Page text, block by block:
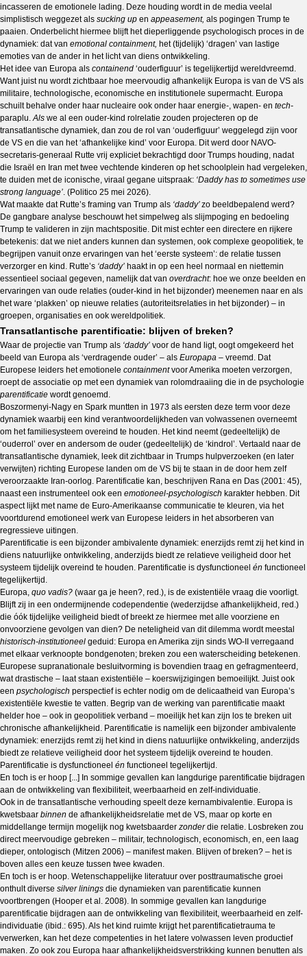
incasseren de emotionele lading. Deze houding wordt in de media veelal
simplistisch weggezet als sucking up en appeasement, als pogingen Trump te
paaien. Onderbelicht hiermee blijft het dieperliggende psychologisch proces in de
dynamiek: dat van emotional containment, het (tijdelijk) ‘dragen’ van lastige
emoties van de ander in het licht van diens ontwikkeling.
Het idee van Europa als containend ‘ouderfiguur’ is tegelijkertijd wereldvreemd.
Want juist nu wordt zichtbaar hoe meervoudig afhankelijk Europa is van de VS als
militaire, technologische, economische en institutionele supermacht. Europa
schuilt behalve onder haar nucleaire ook onder haar energie-, wapen- en tech-
paraplu.Als we al een ouder-kind rolrelatie zouden projecteren op de
transatlantische dynamiek, dan zou de rol van ‘ouderfiguur’ weggelegd zijn voor
de VS en die van het ‘afhankelijke kind’ voor Europa. Dit werd door NAVO-
secretaris-generaal Rutte vrij expliciet bekrachtigd door Trumps houding, nadat
die Israël en Iran met twee vechtende kinderen op het schoolplein had vergeleken,
te duiden met de iconische, viraal gegane uitspraak: ‘Daddy has to sometimes use
strong language’. (Politico 25 mei 2026).
Wat maakte dat Rutte’s framing van Trump als ‘daddy’zo beeldbepalend werd?
De gangbare analyse beschouwt het simpelweg als slijmpoging en bedoeling
Trump te valideren in zijn machtspositie. Dit mist echter een directere en rijkere
betekenis: dat we niet anders kunnen dan systemen, ook complexe geopolitiek, te
begrijpen vanuit onze ervaringen van het ‘eerste systeem’: de relatie tussen
verzorger en kind. Rutte’s ‘daddy’ haakt in op een heel normaal en niettemin
essentieel sociaal gegeven, namelijk dat van overdracht: hoe we onze beelden en
ervaringen van oude relaties (ouder-kind in het bijzonder) meenemen naar en als
het ware ‘plakken’ op nieuwe relaties (autoriteitsrelaties in het bijzonder) – in
groepen, organisaties en ook wereldpolitiek.
Transatlantische parentificatie: blijven of breken?
Waar de projectie van Trump als ‘daddy’ voor de hand ligt, oogt omgekeerd het
beeld van Europa als ‘verdragende ouder’ – als Europapa – vreemd. Dat
Europese leiders het emotionele containmentvoor Amerika moeten verzorgen,
roept de associatie op met een dynamiek van rolomdraaiing die in de psychologie
parentificatie wordt genoemd.
Boszormenyi-Nagy en Spark muntten in 1973 als eersten deze term voor deze
dynamiek waarbij een kind verantwoordelijkheden van volwassenen overneemt
om het familiesysteem overeind te houden. Het kind neemt (gedeeltelijk) de
‘ouderrol’ over en andersom de ouder (gedeeltelijk) de ‘kindrol’. Vertaald naar de
transatlantische dynamiek, leek dit zichtbaar in Trumps hulpverzoeken (en later
verwijten) richting Europese landen om de VS bij te staan in de door hem zelf
veroorzaakte Iran-oorlog. Parentificatie kan, beschrijven Rana en Das (2001: 45),
naast een instrumenteel ook een emotioneel-psychologisch karakter hebben. Dit
aspect lijkt met name de Euro-Amerikaanse communicatie te kleuren, via het
voortdurend emotioneel werk van Europese leiders in het absorberen van
regressieve uitingen.
Parentificatie is een bijzonder ambivalente dynamiek: enerzijds remt zij het kind in
diens natuurlijke ontwikkeling, anderzijds biedt ze relatieve veiligheid door het
systeem tijdelijk overeind te houden. Parentificatie is dysfunctioneel én functioneel
tegelijkertijd.
Europa, quo vadis? (waar ga je heen?, red.), is de existentiële vraag die voorligt.
Blijft zij in een ondermijnende codependentie (wederzijdse afhankelijkheid, red.)
die óók tijdelijke veiligheid biedt of breekt ze hiermee met alle voorziene en
onvoorziene gevolgen van dien? De neteligheid van dit dilemma wordt meestal
historisch-institutioneel geduid: Europa en Amerika zijn sinds WO-II verregaand
met elkaar verknoopte bondgenoten; breken zou een waterscheiding betekenen.
Europese supranationale besluitvorming is bovendien traag en gefragmenteerd,
wat drastische – laat staan existentiële – koerswijzigingen bemoeilijkt. Juist ook
een psychologisch perspectief is echter nodig om de delicaatheid van Europa’s
existentiële kwestie te vatten. Begrip van de werking van parentificatie maakt
helder hoe – ook in geopolitiek verband – moeilijk het kan zijn los te breken uit
chronische afhankelijkheid. Parentificatie is namelijk een bijzonder ambivalente
dynamiek: enerzijds remt zij het kind in diens natuurlijke ontwikkeling, anderzijds
biedt ze relatieve veiligheid door het systeem tijdelijk overeind te houden.
Parentificatie is dysfunctioneel én functioneel tegelijkertijd.
En toch is er hoop [...] In sommige gevallen kan langdurige parentificatie bijdragen
aan de ontwikkeling van flexibiliteit, weerbaarheid en zelf-individuatie.
Ook in de transatlantische verhouding speelt deze kernambivalentie. Europa is
kwetsbaar binnen de afhankelijkheidsrelatie met de VS, maar op korte en
middellange termijn mogelijk nog kwetsbaarder zonderdie relatie. Losbreken zou
direct meervoudige gebreken – militair, technologisch, economisch, en, een laag
dieper, ontologisch (Mitzen 2006) – manifest maken. Blijven of breken? – het is
boven alles een keuze tussen twee kwaden.
En toch is er hoop. Wetenschappelijke literatuur over posttraumatische groei
onthult diverse silver linings die dynamieken van parentificatie kunnen
voortbrengen (Hooper et al. 2008). In sommige gevallen kan langdurige
parentificatie bijdragen aan de ontwikkeling van flexibiliteit, weerbaarheid en zelf-
individuatie (ibid.: 695). Als het kind ruimte krijgt het parentificatietrauma te
verwerken, kan het deze competenties in het latere volwassen leven productief
maken. Zo ook zou Europa haar afhankelijkheidsverstrikking kunnen benutten als